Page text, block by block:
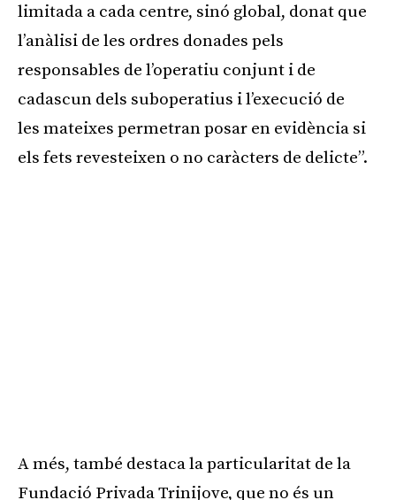
limitada a cada centre, sinó global, donat que
l’anàlisi de les ordres donades pels
responsables de l’operatiu conjunt i de
cadascun dels suboperatius i l’execució de
les mateixes permetran posar en evidència si
els fets revesteixen o no caràcters de delicte”.
A més, també destaca la particularitat de la
Fundació Privada Trinijove, que no és un